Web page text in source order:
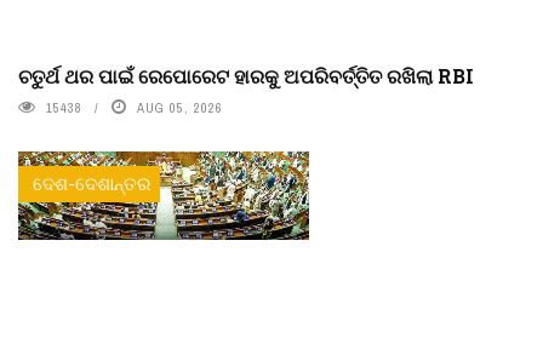
ଚତୁର୍ଥ ଥର ପାଇଁ ରେପୋରେଟ ହାରକୁ ଅପରିବର୍ତ୍ତିତ ରଖିଲା RBI
15438 AUG 05, 2026
ଦେଶ-ଦେଶାନ୍ତର